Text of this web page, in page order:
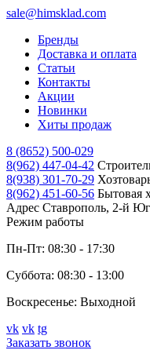
sale@himsklad.com
Бренды
Доставка и оплата
Статьи
Контакты
Акции
Новинки
Хиты продаж
8 (8652) 500-029
8(962) 447-04-42
8(938) 301-70-29
8(962) 451-60-56 Бытовая
Адрес Ставрополь, 2-й
Режим работы
Пн-Пт: 08:30 - 17:30
Суббота: 08:30 - 13:00
Воскресенье: Выходной
vk vk tg
Заказать звонок